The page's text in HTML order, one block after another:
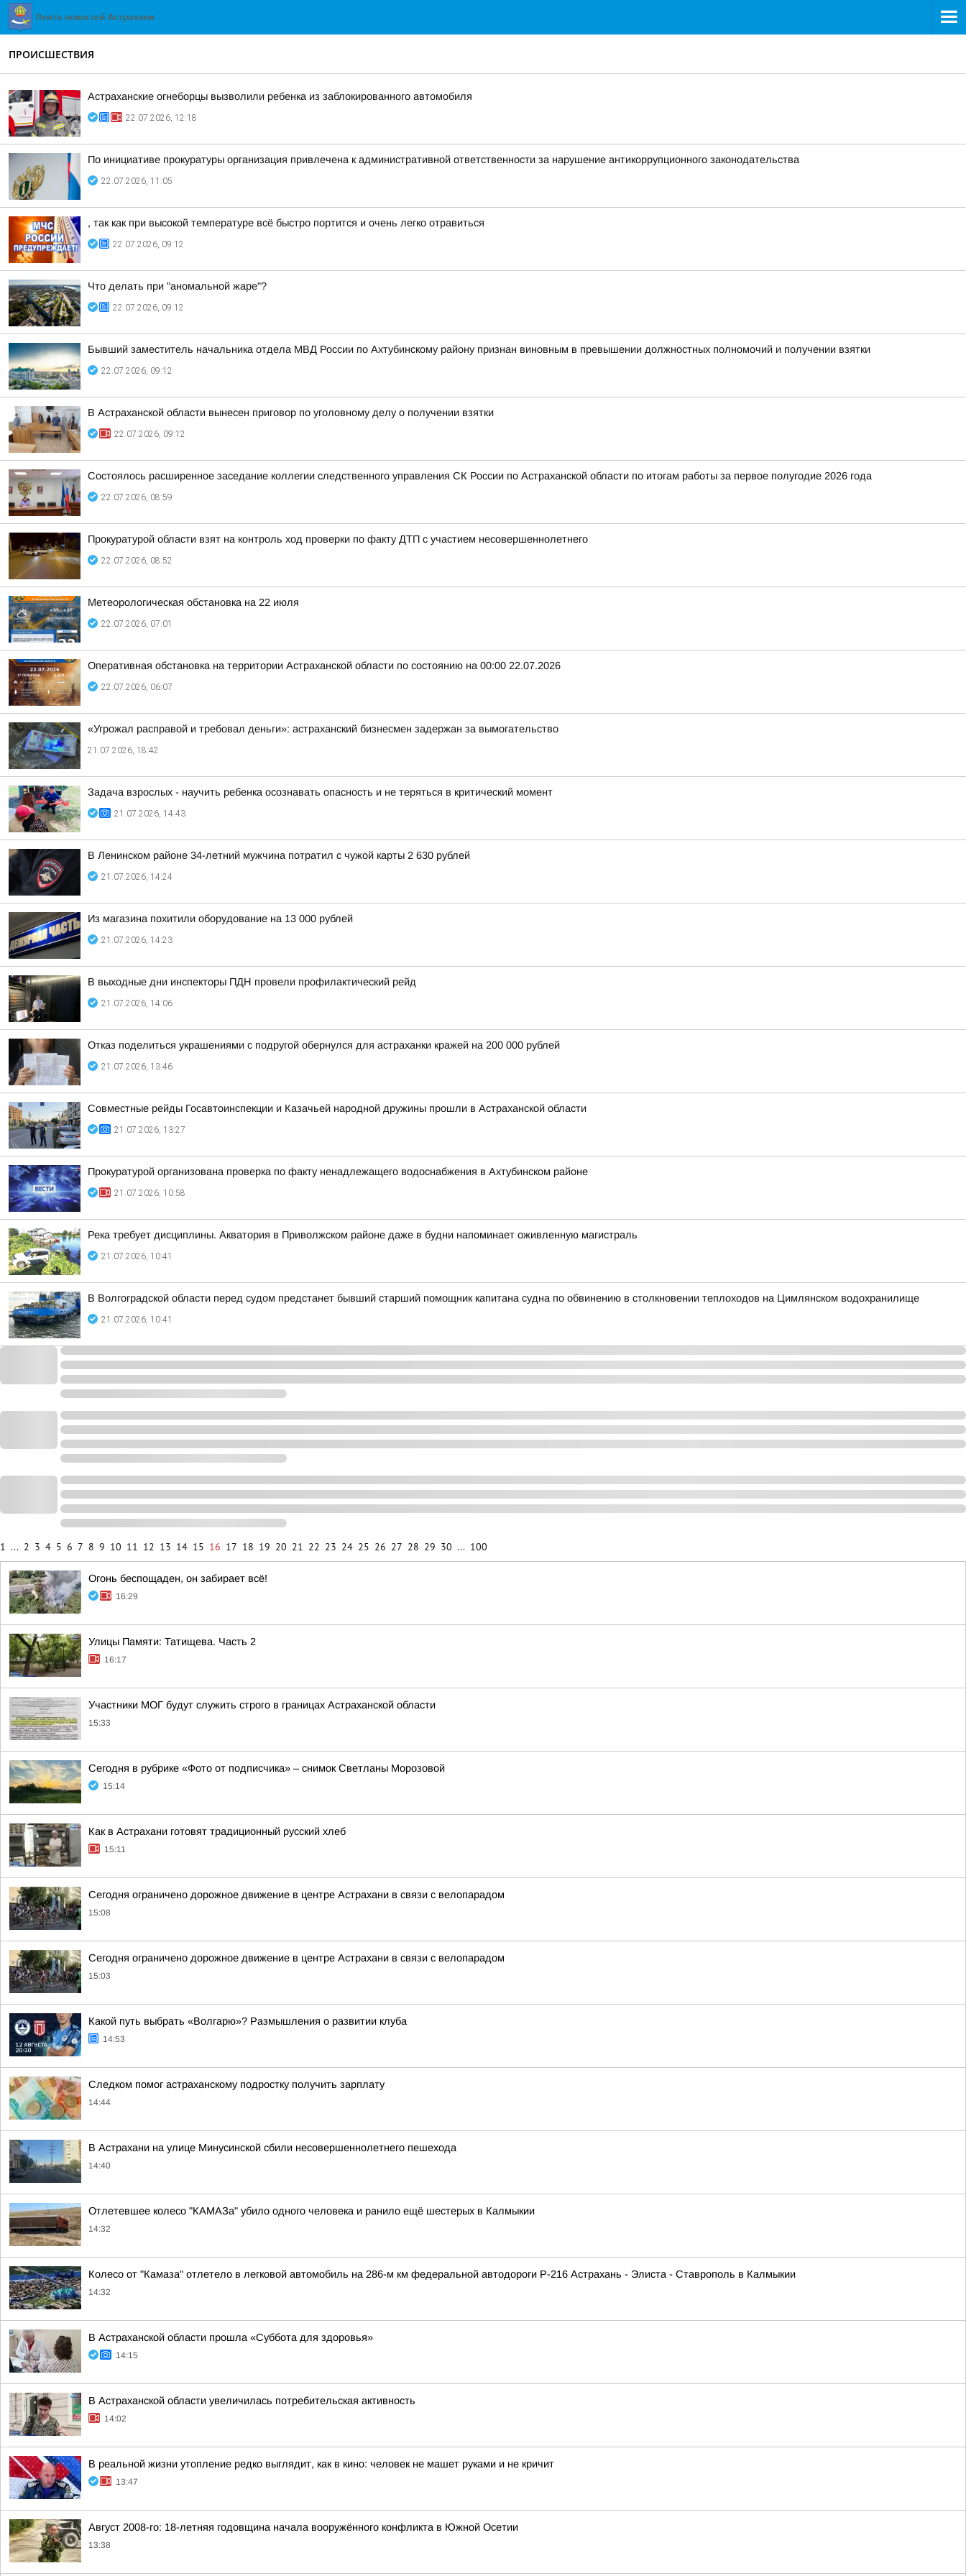
ПРОИСШЕСТВИЯ
Астраханские огнеборцы вызволили ребенка из заблокированного автомобиля
22.07.2026, 12:18
По инициативе прокуратуры организация привлечена к административной ответственности за нарушение антикоррупционного законодательства
22.07.2026, 11:05
, так как при высокой температуре всё быстро портится и очень легко отравиться
22.07.2026, 09:12
Что делать при "аномальной жаре"?
22.07.2026, 09:12
Бывший заместитель начальника отдела МВД России по Ахтубинскому району признан виновным в превышении должностных полномочий и получении взятки
22.07.2026, 09:12
В Астраханской области вынесен приговор по уголовному делу о получении взятки
22.07.2026, 09:12
Состоялось расширенное заседание коллегии следственного управления СК России по Астраханской области по итогам работы за первое полугодие 2026 года
22.07.2026, 08:59
Прокуратурой области взят на контроль ход проверки по факту ДТП с участием несовершеннолетнего
22.07.2026, 08:52
Метеорологическая обстановка на 22 июля
22.07.2026, 07:01
Оперативная обстановка на территории Астраханской области по состоянию на 00:00 22.07.2026
22.07.2026, 06:07
«Угрожал расправой и требовал деньги»: астраханский бизнесмен задержан за вымогательство
21.07.2026, 18:42
Задача взрослых - научить ребенка осознавать опасность и не теряться в критический момент
21.07.2026, 14:43
В Ленинском районе 34-летний мужчина потратил с чужой карты 2 630 рублей
21.07.2026, 14:24
Из магазина похитили оборудование на 13 000 рублей
21.07.2026, 14:23
В выходные дни инспекторы ПДН провели профилактический рейд
21.07.2026, 14:06
Отказ поделиться украшениями с подругой обернулся для астраханки кражей на 200 000 рублей
21.07.2026, 13:46
Совместные рейды Госавтоинспекции и Казачьей народной дружины прошли в Астраханской области
21.07.2026, 13:27
Прокуратурой организована проверка по факту ненадлежащего водоснабжения в Ахтубинском районе
21.07.2026, 10:58
Река требует дисциплины. Акватория в Приволжском районе даже в будни напоминает оживленную магистраль
21.07.2026, 10:41
В Волгоградской области перед судом предстанет бывший старший помощник капитана судна по обвинению в столкновении теплоходов на Цимлянском водохранилище
21.07.2026, 10:41
1 ... 2 3 4 5 6 7 8 9 10 11 12 13 14 15 16 17 18 19 20 21 22 23 24 25 26 27 28 29 30 ... 100
Огонь беспощаден, он забирает всё!
16:29
Улицы Памяти: Татищева. Часть 2
16:17
Участники МОГ будут служить строго в границах Астраханской области
15:33
Сегодня в рубрике «Фото от подписчика» – снимок Светланы Морозовой
15:14
Как в Астрахани готовят традиционный русский хлеб
15:11
Сегодня ограничено дорожное движение в центре Астрахани в связи с велопарадом
15:08
Сегодня ограничено дорожное движение в центре Астрахани в связи с велопарадом
15:03
Какой путь выбрать «Волгарю»? Размышления о развитии клуба
14:53
Следком помог астраханскому подростку получить зарплату
14:44
В Астрахани на улице Минусинской сбили несовершеннолетнего пешехода
14:40
Отлетевшее колесо "КАМАЗа" убило одного человека и ранило ещё шестерых в Калмыкии
14:32
Колесо от "Камаза" отлетело в легковой автомобиль на 286-м км федеральной автодороги Р-216 Астрахань - Элиста - Ставрополь в Калмыкии
14:32
В Астраханской области прошла «Суббота для здоровья»
14:15
В Астраханской области увеличилась потребительская активность
14:02
В реальной жизни утопление редко выглядит, как в кино: человек не машет руками и не кричит
13:47
Август 2008-го: 18-летняя годовщина начала вооружённого конфликта в Южной Осетии
13:38